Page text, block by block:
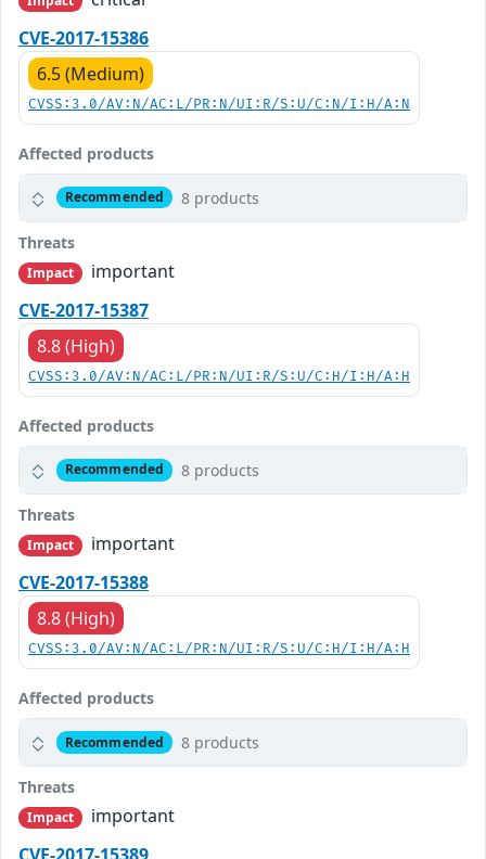
CVE-2017-15386
6.5 (Medium)
CVSS:3.0/AV:N/AC:L/PR:N/UI:R/S:U/C:N/I:H/A:N
Affected products
Recommended 8 products
Threats
Impact
important
CVE-2017-15387
8.8 (High)
CVSS:3.0/AV:N/AC:L/PR:N/UI:R/S:U/C:H/I:H/A:H
Affected products
Recommended 8 products
Threats
Impact
important
CVE-2017-15388
8.8 (High)
CVSS:3.0/AV:N/AC:L/PR:N/UI:R/S:U/C:H/I:H/A:H
Affected products
Recommended 8 products
Threats
Impact
important